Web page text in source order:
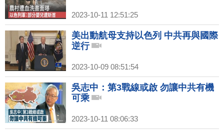
2023-10-11 12:51:25
美出動航母支持以色列 中共再與國際
逆行
2023-10-09 08:51:54
吳志中：第3戰線或啟 勿讓中共有機
可乘
2023-10-11 08:06:33